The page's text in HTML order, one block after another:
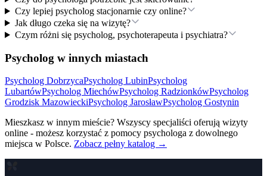
Czy lepiej psycholog stacjonarnie czy online?
Jak długo czeka się na wizytę?
Czym różni się psycholog, psychoterapeuta i psychiatra?
Psycholog w innych miastach
Psycholog DobrzycaPsycholog LubinPsycholog
LubartówPsycholog MiechówPsycholog RadzionkówPsycholog
Grodzisk MazowieckiPsycholog JarosławPsycholog Gostynin
Mieszkasz w innym mieście? Wszyscy specjaliści oferują wizyty
online - możesz korzystać z pomocy psychologa z dowolnego
miejsca w Polsce. Zobacz pełny katalog →